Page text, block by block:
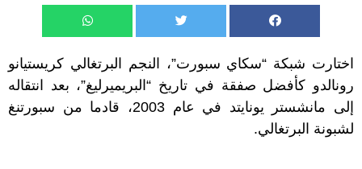
اختارت شبكة “سكاي سبورت”، النجم البرتغالي كريستيانو
رونالدو كأفضل صفقة في تاريخ “البريميرليغ”، بعد انتقاله
إلى مانشستر يونايتد في عام 2003، قادما من سبورتنغ
لشبونة البرتغالي.